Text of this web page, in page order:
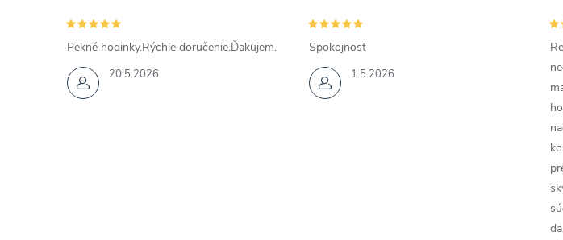
20.5.2026
Pekné hodinky.Rýchle doručenie.Ďakujem.
1.5.2026
Spokojnost